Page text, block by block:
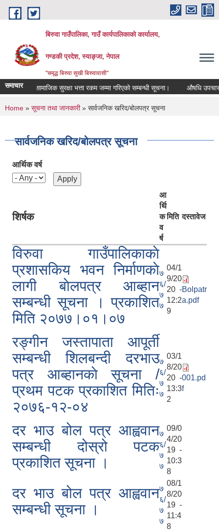
Skip to main content
बिरुवा गाउँपालिका, गाउँ कार्यपालिकाको कार्यालय,
गण्डकी प्रदेश, स्याङ्जा, नेपाल
"समृद्ध बिरुवा सुखी बिरुवावासी"
समाचारसामाजिक सुरक्षा भत्ता रकम जम्मा गरिएको सम्बन्धी सूचना। औषधि उपचार
You are here
Home » सूचना तथा जानकारी» सार्वजनिक खरिद/बोलपत्र सूचना
सार्वजनिक खरिद/बोलपत्र सूचना
आर्थिक वर्ष
शिर्षक
आ
र्थि
क
व
र्ष
मिति दस्तावेज
विरुवा गाउँपालिकाकाे
प्रशासकिय भवन निर्माणकाे
लागी बाेलपत्र आब्हान
सम्बन्धी सूचना । प्रकाशित
मिति २०७७।०१।०७
७
६/
७
७
04/1
9/20
20 -
12:2
9
Bolpatr
a.pdf
र‌ङ्गीन जस्तापाता आपूर्ती
सम्बन्धी शिलबन्दी दरभाउ
पत्र आब्हानकाे सूचना /
प्रथम पटक प्रकाशित मितिः
२०७६-१२-०४
७
६/
७
७
03/1
8/20
20 -
13:3
2
001.pd
f
दर भाउ बोल पत्र आह्ववान
सम्बन्धी दोस्रो पटक
प्रकाशित सूचना ।
७
६/
७
७
09/0
4/20
19 -
10:3
8
दर भाउ बोल पत्र आह्ववान
सम्बन्धी सूचना ।
७
६/
७
७
08/1
8/20
19 -
11:4
8